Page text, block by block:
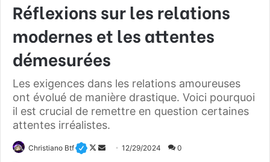
Réflexions sur les relations
modernes et les attentes
démesurées
Les exigences dans les relations amoureuses
ont évolué de manière drastique. Voici pourquoi
il est crucial de remettre en question certaines
attentes irréalistes.
Christiano Btf
F
12/29/2024 0